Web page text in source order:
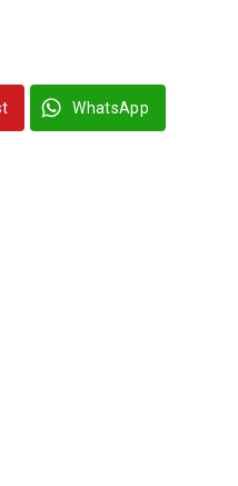
WhatsApp